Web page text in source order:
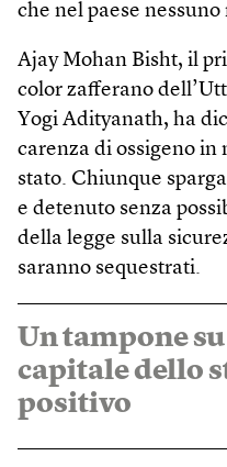
che nel paese nessuno
Ajay Mohan Bisht, il
color zafferano
Yogi Adityanath, ha
carenza di ossigeno in
stato. Chiunque
e detenuto senza
della legge sulla
saranno sequestrati.
Un tampone
capitale dello
positivo